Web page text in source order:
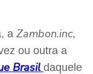
a Zambon.inc,
ou outra a
Brasil daquele